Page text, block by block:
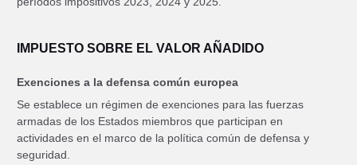
IMPUESTO SOBRE EL VALOR AÑADIDO
Exenciones a la defensa común europea
Se establece un régimen de exenciones para las fuerzas
armadas de los Estados miembros que participan en
actividades en el marco de la política común de defensa y
seguridad.